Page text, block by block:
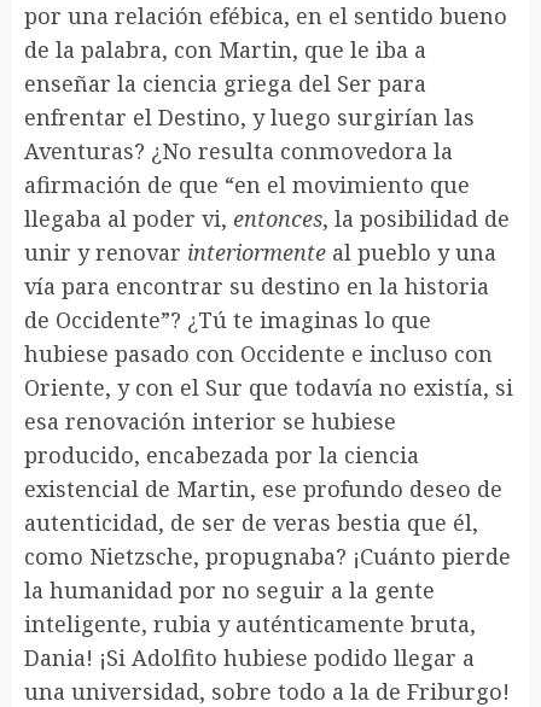
por una relación efébica, en el sentido bueno
de la palabra, con Martin, que le iba a
enseñar la ciencia griega del Ser para
enfrentar el Destino, y luego surgirían las
Aventuras? ¿No resulta conmovedora la
afirmación de que “en el movimiento que
llegaba al poder vi, entonces, la posibilidad de
unir y renovar interiormente al pueblo y una
vía para encontrar su destino en la historia
de Occidente”? ¿Tú te imaginas lo que
hubiese pasado con Occidente e incluso con
Oriente, y con el Sur que todavía no existía, si
esa renovación interior se hubiese
producido, encabezada por la ciencia
existencial de Martin, ese profundo deseo de
autenticidad, de ser de veras bestia que él,
como Nietzsche, propugnaba? ¡Cuánto pierde
la humanidad por no seguir a la gente
inteligente, rubia y auténticamente bruta,
Dania! ¡Si Adolfito hubiese podido llegar a
una universidad, sobre todo a la de Friburgo!